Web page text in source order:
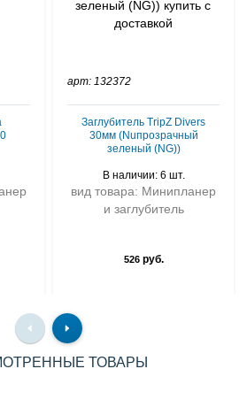
арт: 132372
Заглубитель TripZ Divers
30мм (Nuпрозрачный
зеленый (NG))
В наличии: 6 шт.
вид товара: Минипланер
и заглубитель
526руб.
ТОВАРЫ